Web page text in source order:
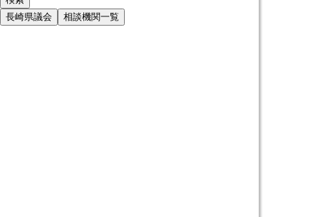
長崎県議会 相談機関一覧